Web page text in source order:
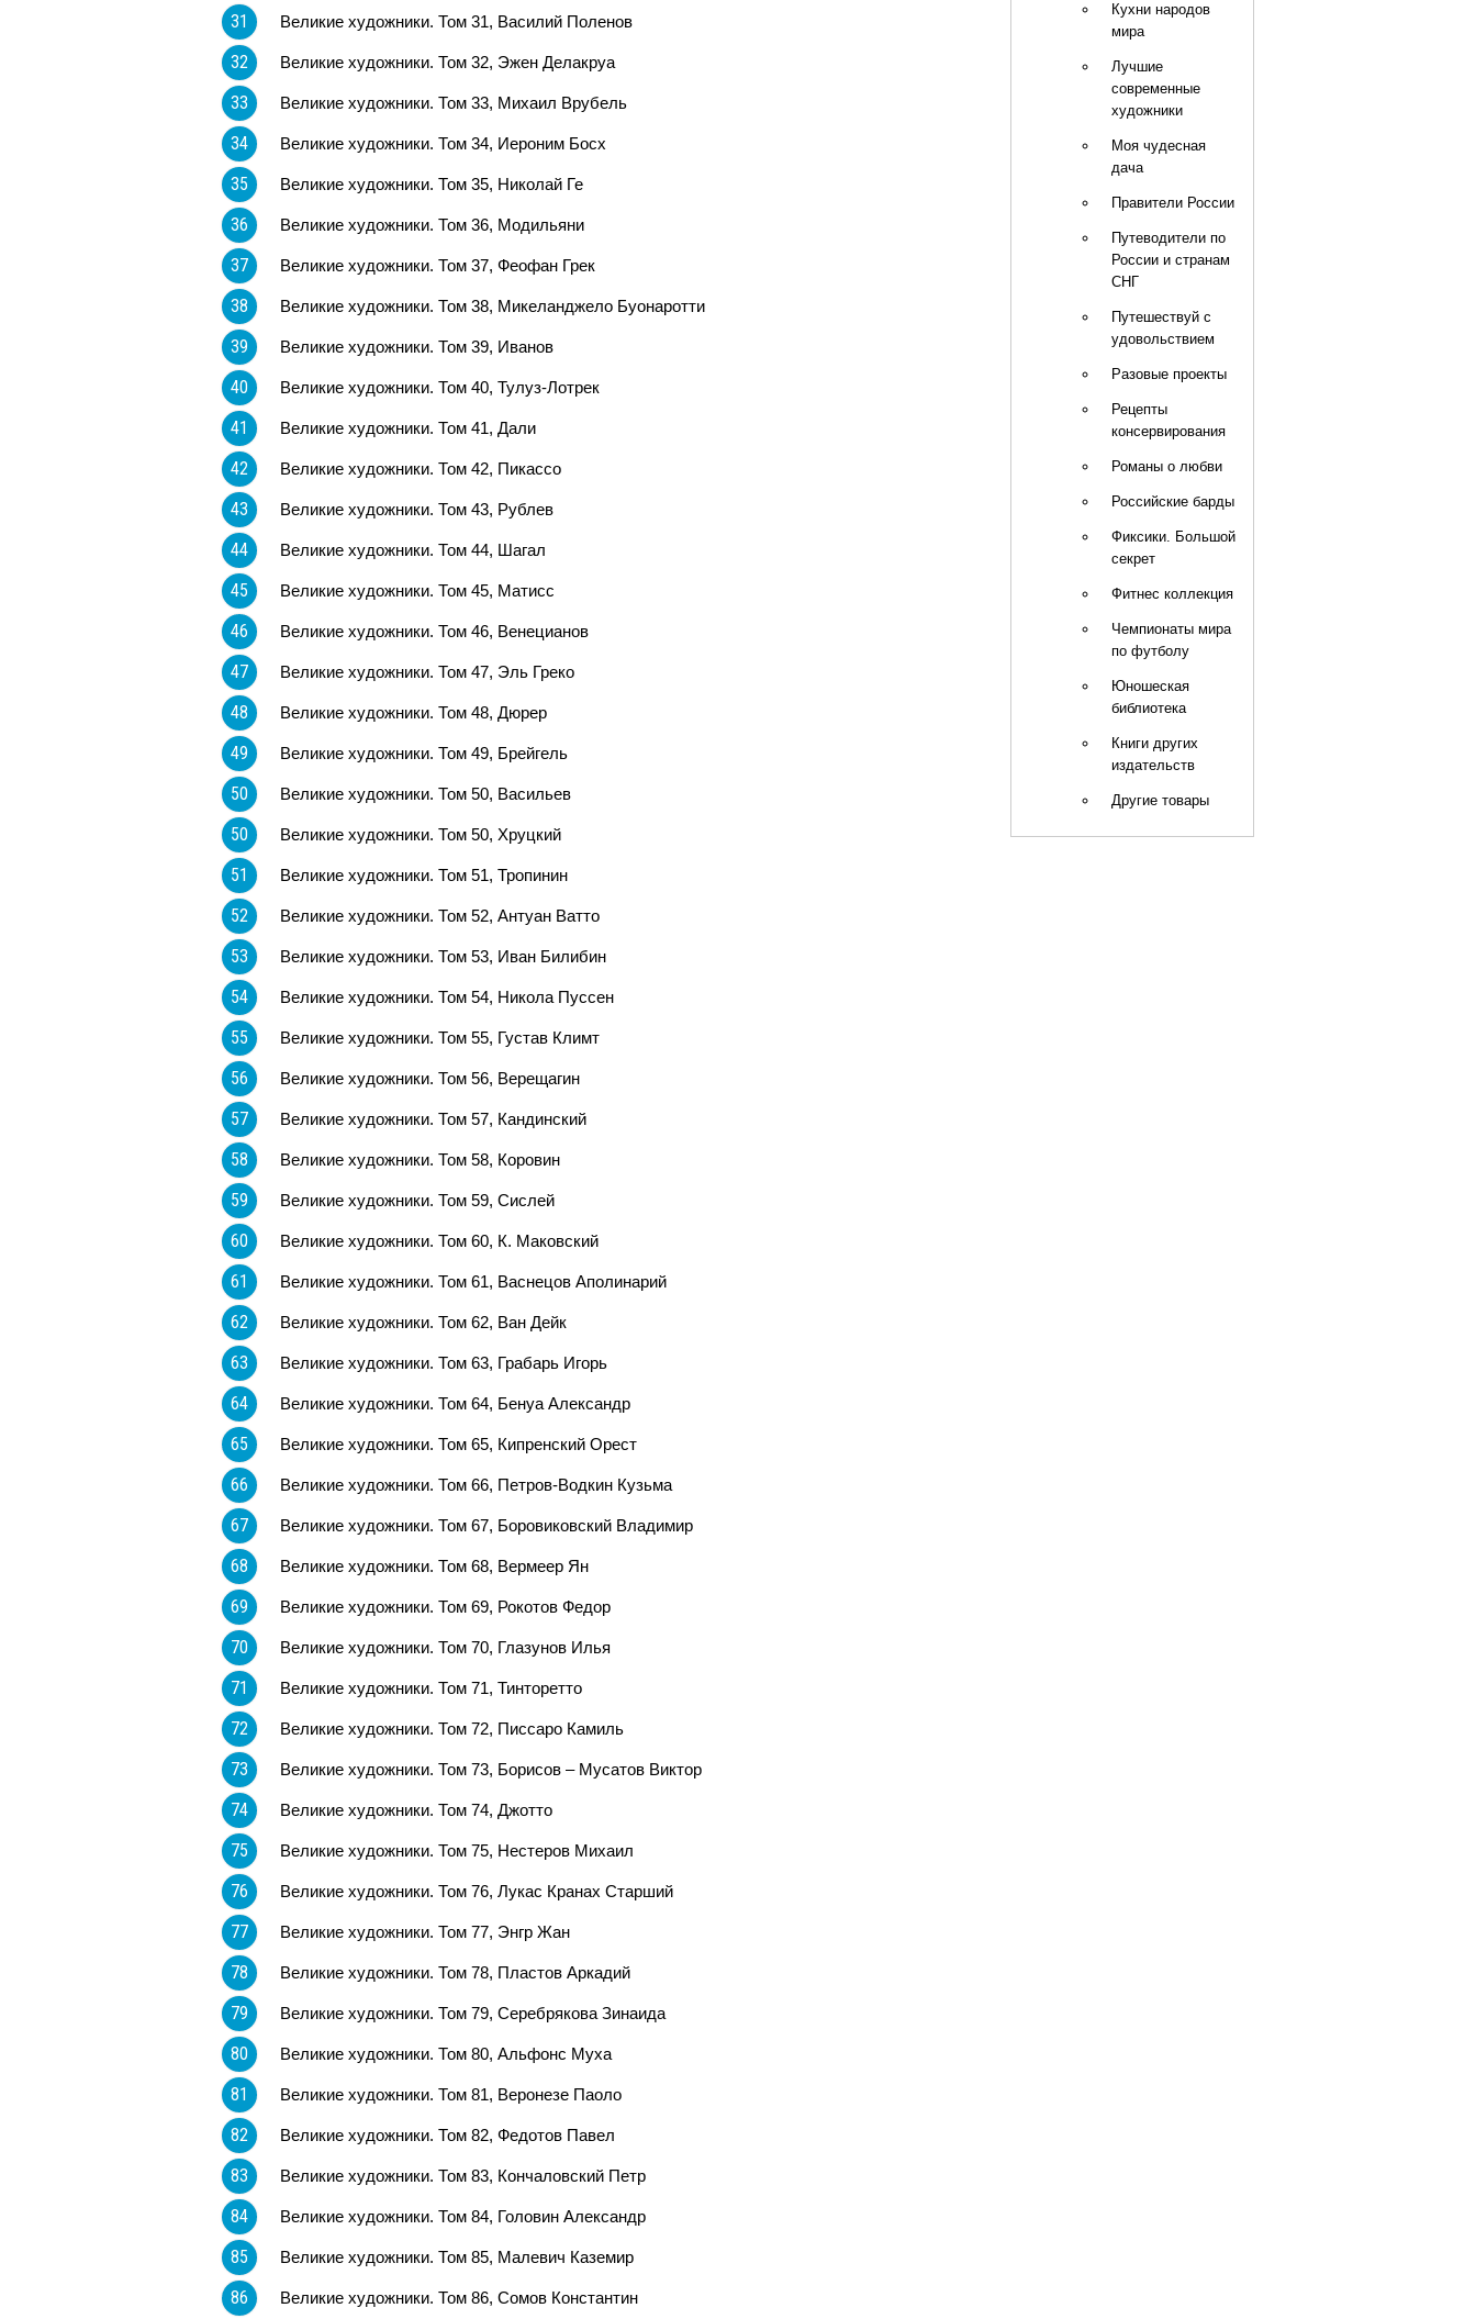
Кухни народов
мира
Лучшие
современные
художники
Моя чудесная
дача
Правители России
Путеводители по
России и странам
СНГ
Путешествуй с
удовольствием
Разовые проекты
Рецепты
консервирования
Романы о любви
Российские барды
Фиксики. Большой
секрет
Фитнес коллекция
Чемпионаты мира
по футболу
Юношеская
библиотека
Книги других
издательств
Другие товары
31 Великие художники. Том 31, Василий Поленов
32 Великие художники. Том 32, Эжен Делакруа
33 Великие художники. Том 33, Михаил Врубель
34 Великие художники. Том 34, Иероним Босх
35 Великие художники. Том 35, Николай Ге
36 Великие художники. Том 36, Модильяни
37 Великие художники. Том 37, Феофан Грек
38 Великие художники. Том 38, Микеланджело Буонаротти
39 Великие художники. Том 39, Иванов
40 Великие художники. Том 40, Тулуз-Лотрек
41 Великие художники. Том 41, Дали
42 Великие художники. Том 42, Пикассо
43 Великие художники. Том 43, Рублев
44 Великие художники. Том 44, Шагал
45 Великие художники. Том 45, Матисс
46 Великие художники. Том 46, Венецианов
47 Великие художники. Том 47, Эль Греко
48 Великие художники. Том 48, Дюрер
49 Великие художники. Том 49, Брейгель
50 Великие художники. Том 50, Васильев
50 Великие художники. Том 50, Хруцкий
51 Великие художники. Том 51, Тропинин
52 Великие художники. Том 52, Антуан Ватто
53 Великие художники. Том 53, Иван Билибин
54 Великие художники. Том 54, Никола Пуссен
55 Великие художники. Том 55, Густав Климт
56 Великие художники. Том 56, Верещагин
57 Великие художники. Том 57, Кандинский
58 Великие художники. Том 58, Коровин
59 Великие художники. Том 59, Сислей
60 Великие художники. Том 60, К. Маковский
61 Великие художники. Том 61, Васнецов Аполинарий
62 Великие художники. Том 62, Ван Дейк
63 Великие художники. Том 63, Грабарь Игорь
64 Великие художники. Том 64, Бенуа Александр
65 Великие художники. Том 65, Кипренский Орест
66 Великие художники. Том 66, Петров-Водкин Кузьма
67 Великие художники. Том 67, Боровиковский Владимир
68 Великие художники. Том 68, Вермеер Ян
69 Великие художники. Том 69, Рокотов Федор
70 Великие художники. Том 70, Глазунов Илья
71 Великие художники. Том 71, Тинторетто
72 Великие художники. Том 72, Писсаро Камиль
73 Великие художники. Том 73, Борисов – Мусатов Виктор
74 Великие художники. Том 74, Джотто
75 Великие художники. Том 75, Нестеров Михаил
76 Великие художники. Том 76, Лукас Кранах Старший
77 Великие художники. Том 77, Энгр Жан
78 Великие художники. Том 78, Пластов Аркадий
79 Великие художники. Том 79, Серебрякова Зинаида
80 Великие художники. Том 80, Альфонс Муха
81 Великие художники. Том 81, Веронезе Паоло
82 Великие художники. Том 82, Федотов Павел
83 Великие художники. Том 83, Кончаловский Петр
84 Великие художники. Том 84, Головин Александр
85 Великие художники. Том 85, Малевич Каземир
86 Великие художники. Том 86, Сомов Константин